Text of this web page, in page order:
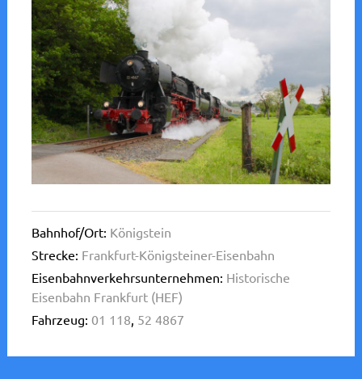
Bahnhof/Ort: Königstein
Strecke: Frankfurt-Königsteiner-Eisenbahn
Eisenbahnverkehrsunternehmen: Historische
Eisenbahn Frankfurt (HEF)
Fahrzeug: 01 118, 52 4867